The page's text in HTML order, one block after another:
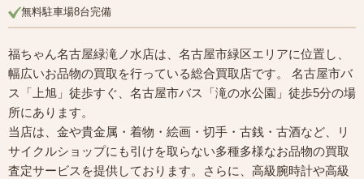
無料駐車場8台完備
福ちゃん名古屋緑滝ノ水店は、名古屋市緑区エリアに位置し、
幅広いお品物の買取を行っている総合買取店です。 名古屋市バ
ス「上旭」徒歩すぐ、名古屋市バス「滝の水公園」徒歩5分の場
所にあります。
当店は、金や貴金属・着物・絵画・切手・古銭・古酒など、リ
サイクルショップにも引けを取らない多種多様なお品物の買取
査定サービスを提供しております。さらに、高級腕時計や高級